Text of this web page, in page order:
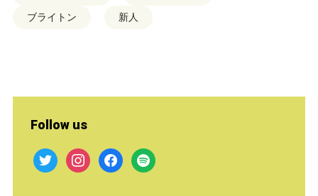
ブライトン 新人
Follow us
twitter instagramfacebook
spotify